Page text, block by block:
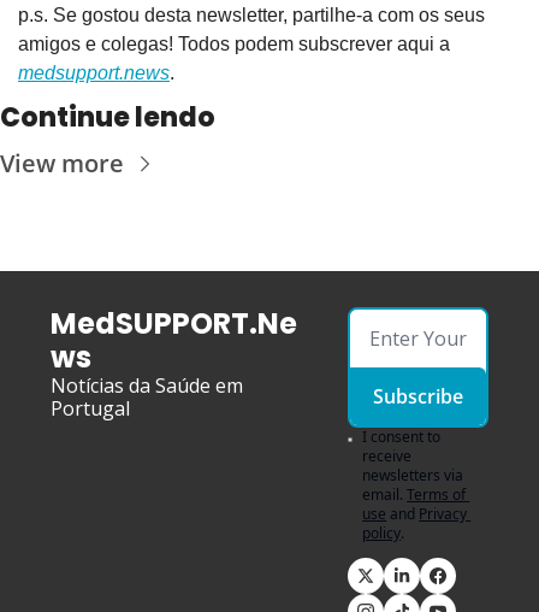
p.s. Se gostou desta newsletter, partilhe-a com os seus
medsupport.news.
Continue lendo
View more
MedSUPPORT.Ne
ws
Notícias da Saúde em
Portugal
Subscribe
I consent to
receive
newsletters via
email. Terms of
use and Privacy
policy.